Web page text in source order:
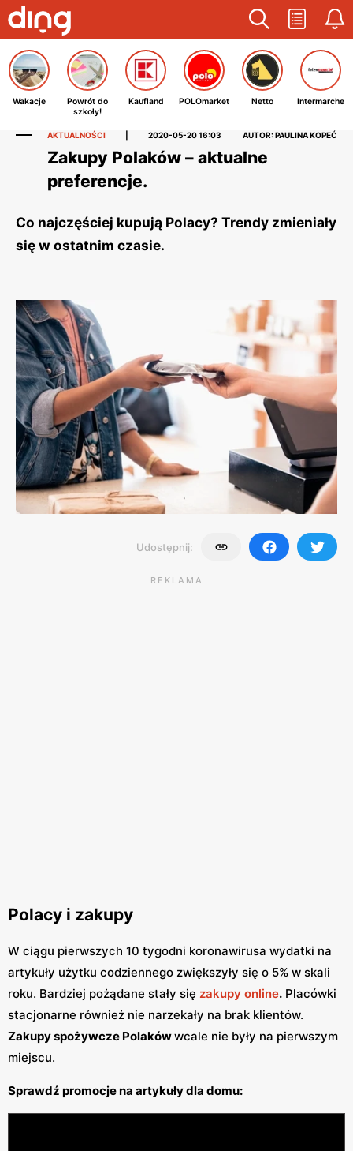
Wakacje
Powrót do
szkoły!
Kaufland POLOmarket Netto Intermarche
AKTUALNOŚCI 2020-05-20 16:03 AUTOR: PAULINA KOPEĆ
Zakupy Polaków – aktualne
preferencje.
Co najczęściej kupują Polacy? Trendy zmieniały
się w ostatnim czasie.
Udostępnij:
REKLAMA
Polacy i zakupy
W ciągu pierwszych 10 tygodni koronawirusa wydatki na
artykuły użytku codziennego zwiększyły się o 5% w skali
roku. Bardziej pożądane stały się zakupy online. Placówki
stacjonarne również nie narzekały na brak klientów.
Zakupy spożywcze Polakówwcale nie były na pierwszym
miejscu.
Sprawdź promocje na artykuły dla domu: